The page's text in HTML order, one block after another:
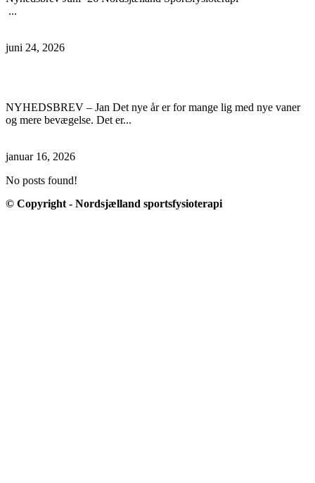
...
juni 24, 2026
NYHEDSBREV – Jan Det nye år er for mange lig med nye vaner
og mere bevægelse. Det er...
januar 16, 2026
No posts found!
© Copyright - Nordsjælland sportsfysioterapi